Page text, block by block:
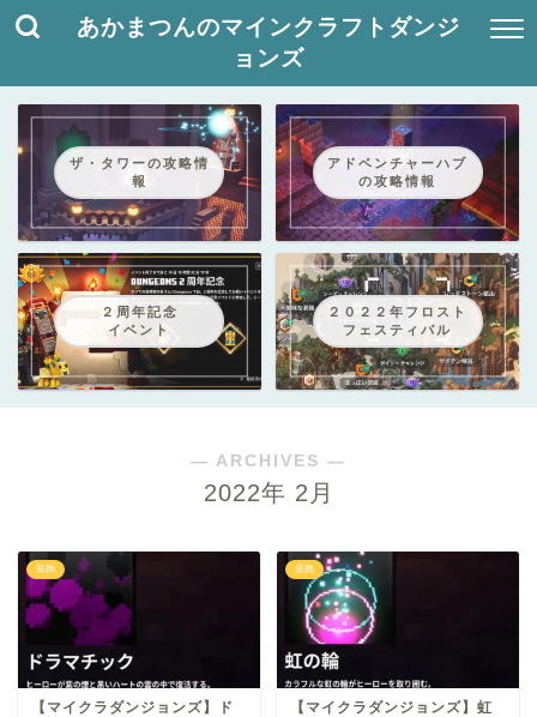
あかまつんのマインクラフトダンジ
ョンズ
ザ・タワーの攻略情
報
アドベンチャーハブ
の攻略情報
２周年記念
イベント
２０２２年フロスト
フェスティバル
― ARCHIVES ―
2022年 2月
装飾
【マイクラダンジョンズ】ド
装飾
【マイクラダンジョンズ】虹